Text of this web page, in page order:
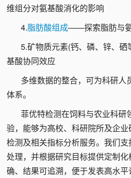
维组分对氨基酸消化的影响
4.脂肪酸组成——探索脂肪与
5.矿物质元素(钙、磷、锌、
基酸协同效应
多维数据的整合，可为科研人
体系。
菲优特检测在饲料与农业科研
验，能够为高校、科研院所及企
检测及相关指标分析服务。我们
处理，并根据研究目标提供定制
确、结果可追溯，便于发表高水